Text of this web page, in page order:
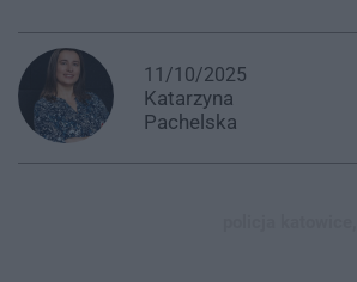
11/10/2025
Katarzyna
Pachelska